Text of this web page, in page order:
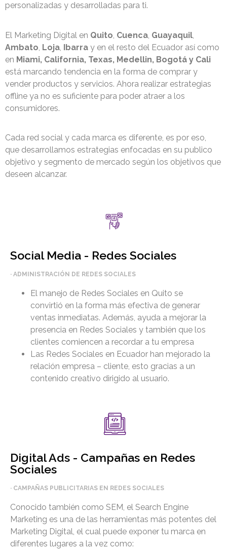
personalizadas y desarrolladas para ti.
El Marketing Digital en Quito Cuenca Guayaquil
Ambato Loja Ibarra y en el resto del Ecuador así como
en Miami, California, Texas, Medellin, Bogotá y Cali
está marcando tendencia en la forma de comprar y
vender productos y servicios. Ahora realizar estrategias
offline ya no es suficiente para poder atraer a los
consumidores.
Cada red social y cada marca es diferente, es por eso,
que desarrollamos estrategias enfocadas en su publico
objetivo y segmento de mercado según los objetivos que
deseen alcanzar.
Social Media - Redes Sociales
· ADMINISTRACIÓN DE REDES SOCIALES
El manejo de Redes Sociales en Quito se
convirtió en la forma más efectiva de generar
ventas inmediatas. Además, ayuda a mejorar la
presencia en Redes Sociales y también que los
clientes comiencen a recordar a tu empresa
Las Redes Sociales en Ecuador han mejorado la
relación empresa – cliente, esto gracias a un
contenido creativo dirigido al usuario.
Digital Ads - Campañas en Redes
Sociales
· CAMPAÑAS PUBLICITARIAS EN REDES SOCIALES
Conocido también como SEM, el Search Engine
Marketing es una de las herramientas más potentes del
Marketing Digital, el cual puede exponer tu marca en
diferentes lugares a la vez como: